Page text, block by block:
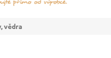
vědra